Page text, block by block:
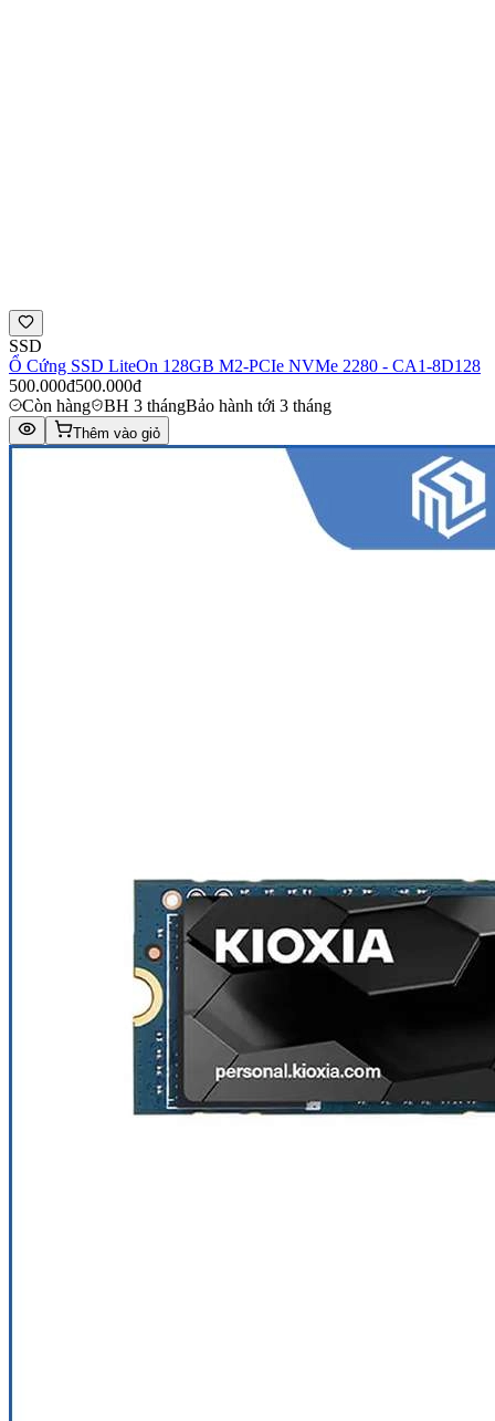
SSD
Ổ Cứng SSD LiteOn 128GB M2-PCIe NVMe 2280 - CA1-8D128
500.000đ500.000đ
Còn hàng
BH 3 thángBảo hành tới 3 tháng
Thêm vào giỏ